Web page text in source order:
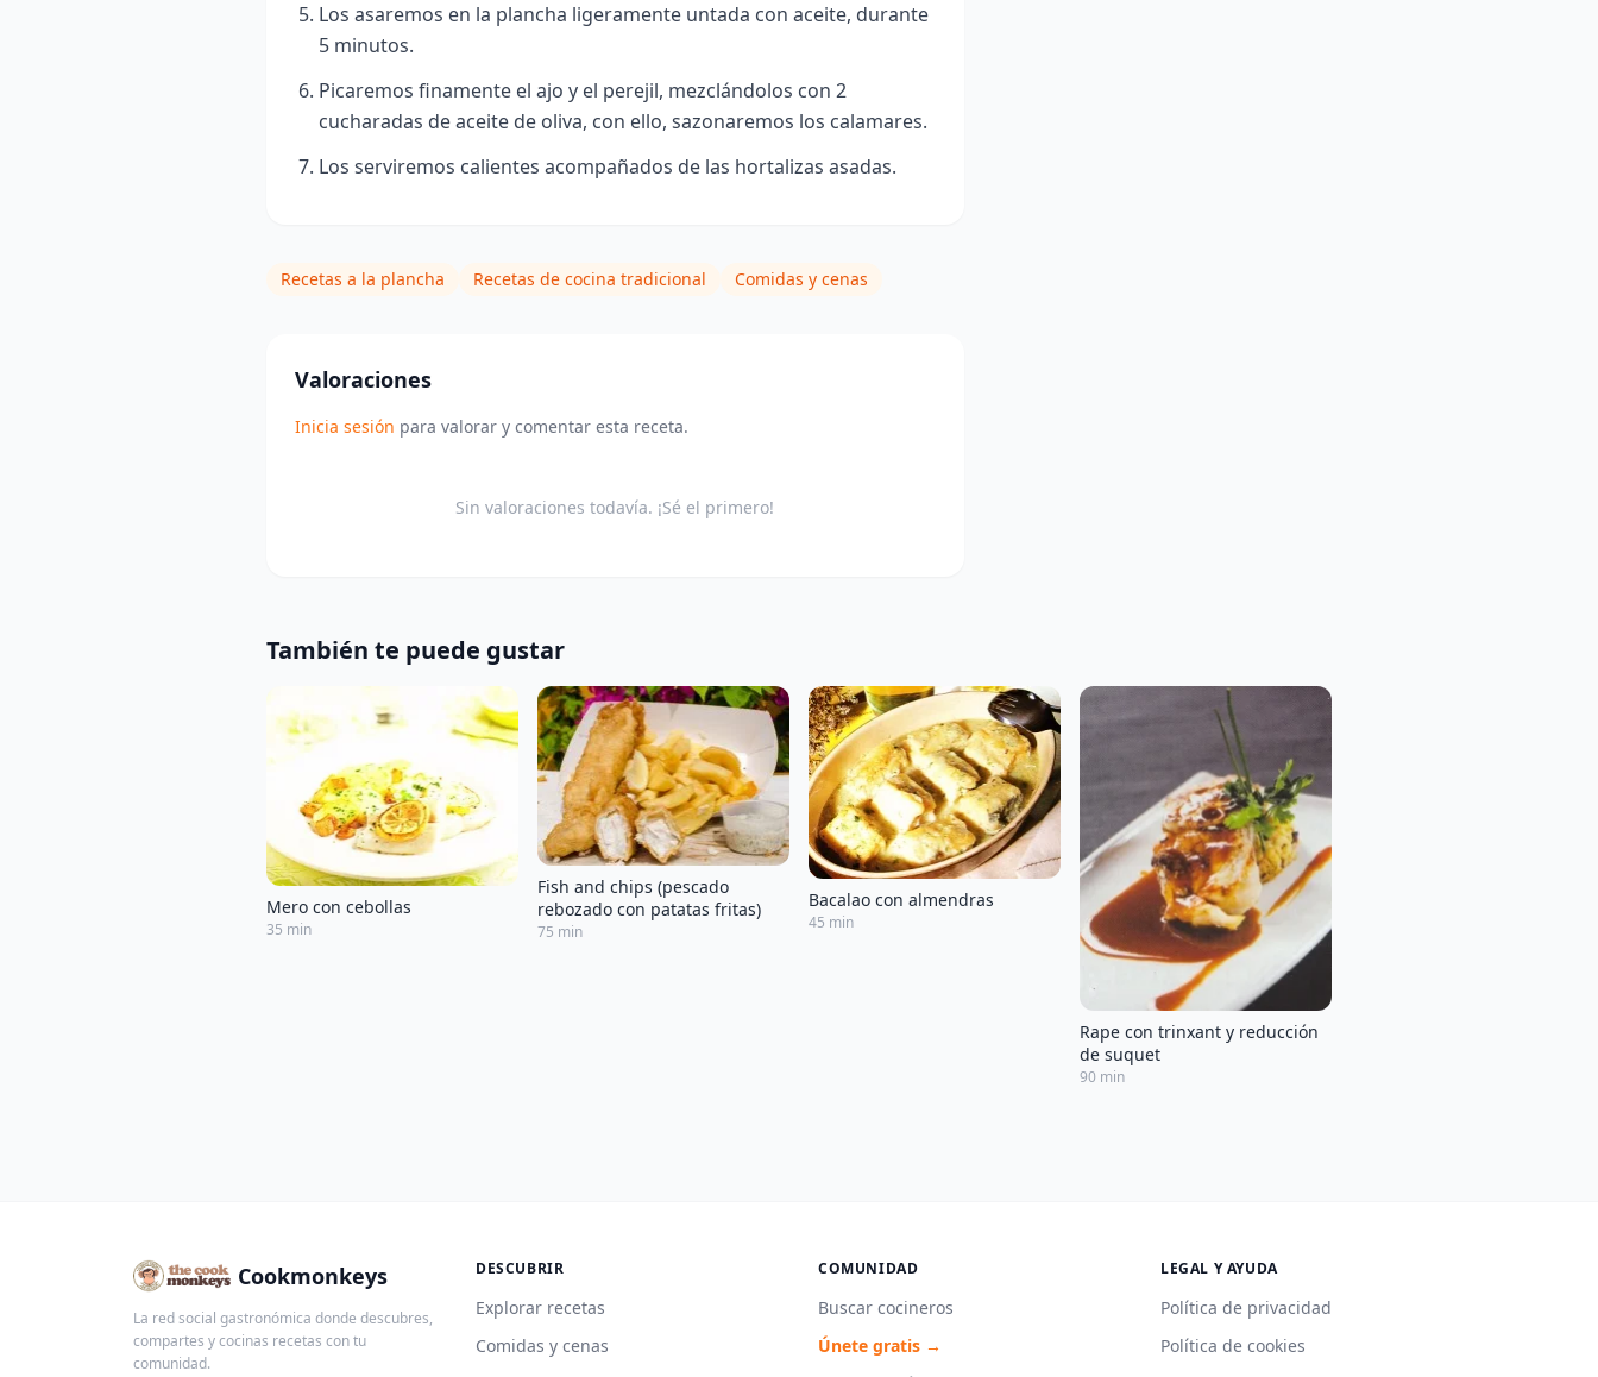
Los asaremos en la plancha ligeramente untada con aceite, durante
5 minutos.
Picaremos finamente el ajo y el perejil, mezclándolos con 2
cucharadas de aceite de oliva, con ello, sazonaremos los calamares.
Los serviremos calientes acompañados de las hortalizas asadas.
Recetas a la plancha Recetas de cocina tradicional Comidas y cenas
Valoraciones
Inicia sesión para valorar y comentar esta receta.
Sin valoraciones todavía. ¡Sé el primero!
También te puede gustar
Mero con cebollas
35 min
Fish and chips (pescado
rebozado con patatas fritas)
75 min
Bacalao con almendras
45 min
Rape con trinxant y reducción
de suquet
90 min
Cookmonkeys
La red social gastronómica donde descubres,
compartes y cocinas recetas con tu
comunidad.
DESCUBRIR
Explorar recetas
Comidas y cenas
COMUNIDAD
Buscar cocineros
Únete gratis →
LEGAL Y AYUDA
Política de privacidad
Política de cookies